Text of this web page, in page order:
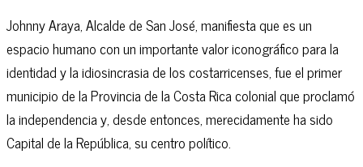
Johnny Araya, Alcalde de San José, manifiesta que es un
espacio humano con un importante valor iconográfico para la
identidad y la idiosincrasia de los costarricenses, fue el primer
municipio de la Provincia de la Costa Rica colonial que proclamó
la independencia y, desde entonces, merecidamente ha sido
Capital de la República, su centro político.